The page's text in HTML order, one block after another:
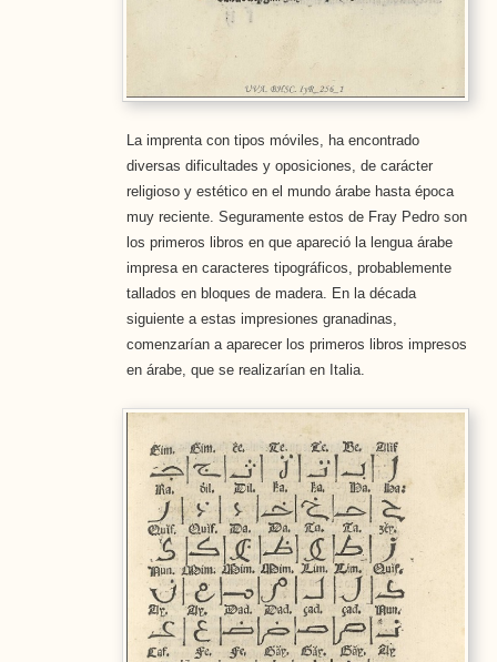
La imprenta con tipos móviles, ha encontrado
diversas dificultades y oposiciones, de carácter
religioso y estético en el mundo árabe hasta época
muy reciente. Seguramente estos de Fray Pedro son
los primeros libros en que apareció la lengua árabe
impresa en caracteres tipográficos, probablemente
tallados en bloques de madera. En la década
siguiente a estas impresiones granadinas,
comenzarían a aparecer los primeros libros impresos
en árabe, que se realizarían en Italia.